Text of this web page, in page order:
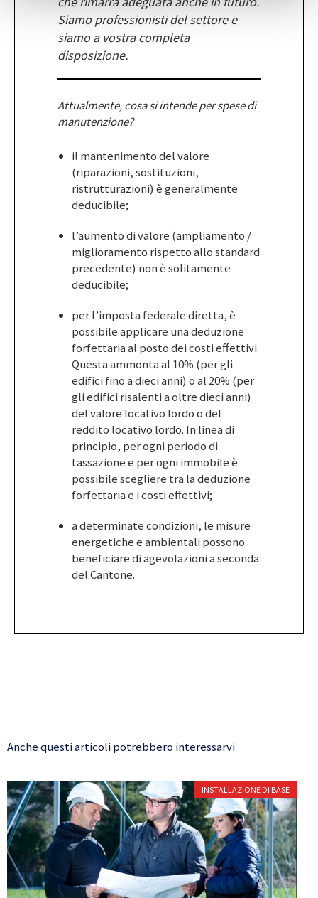
Siamo professionisti del settore e
siamo a vostra completa
disposizione.
Attualmente, cosa si intende per spese di
manutenzione?
il mantenimento del valore
(riparazioni, sostituzioni,
ristrutturazioni) è generalmente
deducibile;
l’aumento di valore (ampliamento /
miglioramento rispetto allo standard
precedente) non è solitamente
deducibile;
per l’imposta federale diretta, è
possibile applicare una deduzione
forfettaria al posto dei costi effettivi.
Questa ammonta al 10% (per gli
edifici fino a dieci anni) o al 20% (per
gli edifici risalenti a oltre dieci anni)
del valore locativo lordo o del
reddito locativo lordo. In linea di
principio, per ogni periodo di
tassazione e per ogni immobile è
possibile scegliere tra la deduzione
forfettaria e i costi effettivi;
a determinate condizioni, le misure
energetiche e ambientali possono
beneficiare di agevolazioni a seconda
del Cantone.
Anche questi articoli potrebbero interessarvi
INSTALLAZIONE DI BASE